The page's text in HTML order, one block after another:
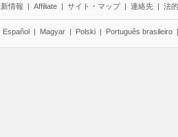
情報 | Affiliate | サイト・マップ | 連絡先 | 法
Español | Magyar | Polski | Português brasileiro